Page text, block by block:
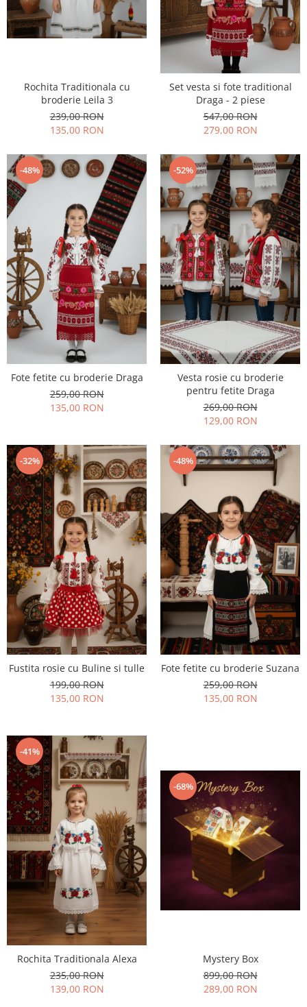
Rochita Traditionala cu
broderie Leila 3
239,00 RON
135,00 RON
Set vesta si fote traditional
Draga - 2 piese
547,00 RON
279,00 RON
-48%
Fote fetite cu broderie Draga
259,00 RON
135,00 RON
-52%
Vesta rosie cu broderie
pentru fetite Draga
269,00 RON
129,00 RON
-32%
Fustita rosie cu Buline si tulle
199,00 RON
135,00 RON
-48%
Fote fetite cu broderie Suzana
259,00 RON
135,00 RON
-41%
Rochita Traditionala Alexa
235,00 RON
139,00 RON
-68%
Mystery Box
899,00 RON
289,00 RON